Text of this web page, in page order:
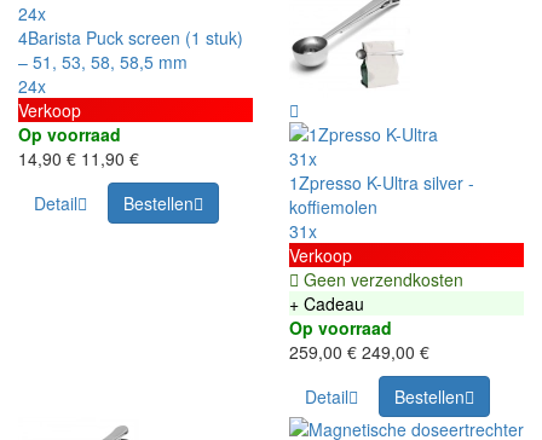
24x
4Barista Puck screen (1 stuk)
– 51, 53, 58, 58,5 mm
24x
Verkoop
Op voorraad
14,90 € 11,90 €
Detail
Bestellen
31x
1Zpresso K-Ultra silver -
koffiemolen
31x
Verkoop
Geen verzendkosten
+ Cadeau
Op voorraad
259,00 € 249,00 €
Detail
Bestellen